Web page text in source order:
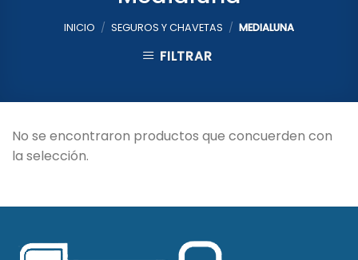
INICIO / SEGUROS Y CHAVETAS / MEDIALUNA
FILTRAR
No se encontraron productos que concuerden con
la selección.